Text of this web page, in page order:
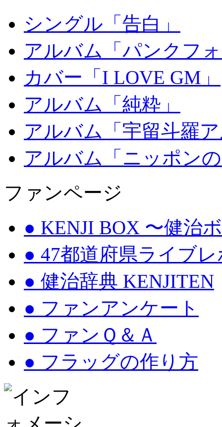
シングル「告白」
アルバム「パンクフ
カバー「I LOVE GM」
アルバム「純粋」
アルバム「宇留斗羅
アルバム「ニッポン
ファンページ
● KENJI BOX 〜健治
● 47都道府県ライブ
● 健治辞典 KENJITEN
● ファンアンケート
● ファンＱ＆Ａ
● フラッグの作り方